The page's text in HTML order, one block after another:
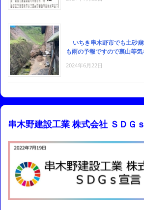
いちき串木野市でも土砂
も雨の予報ですので裏山等気
2024年6月22日
串木野建設工業 株式会社 ＳＤＧ